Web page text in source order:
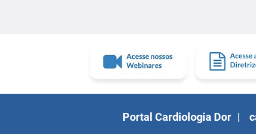
Portal Cardiologia Dor |